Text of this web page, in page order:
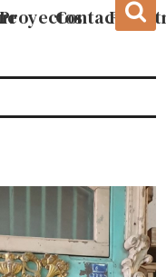
ProyectosContacto